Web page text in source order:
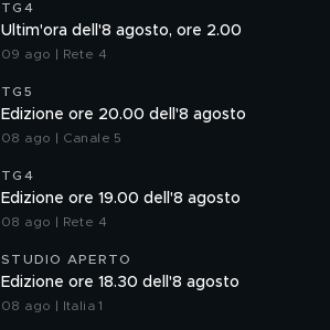
TG4
Ultim'ora dell'8 agosto, ore 2.00
09 ago | Rete 4
TG5
Edizione ore 20.00 dell'8 agosto
08 ago | Canale 5
TG4
Edizione ore 19.00 dell'8 agosto
08 ago | Rete 4
STUDIO APERTO
Edizione ore 18.30 dell'8 agosto
08 ago | Italia 1